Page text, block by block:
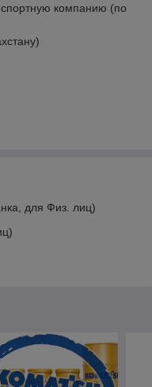
компанию (по
для Физ. лиц)